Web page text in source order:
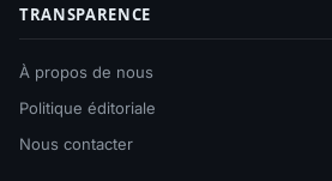
TRANSPARENCE
À propos de nous
Politique éditoriale
Nous contacter